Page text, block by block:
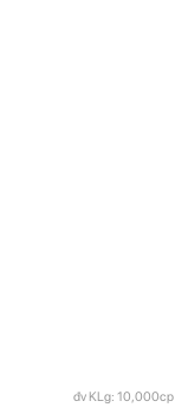
đv KLg: 10,000cp